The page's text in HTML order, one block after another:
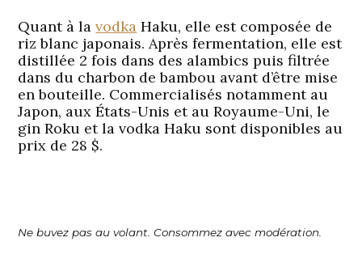
Quant à lavodka Haku, elle est composée de
riz blanc japonais. Après fermentation, elle est
distillée 2 fois dans des alambics puis filtrée
dans du charbon de bambou avant d’être mise
en bouteille. Commercialisés notamment au
Japon, aux États-Unis et au Royaume-Uni, le
gin Roku et la vodka Haku sont disponibles au
prix de 28 $.
Ne buvez pas au volant. Consommez avec modération.